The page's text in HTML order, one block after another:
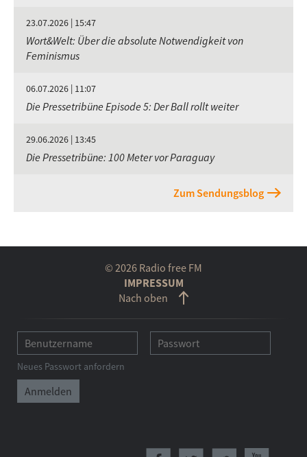
23.07.2026 | 15:47
Wort&Welt: Über die absolute Notwendigkeit von
Feminismus
06.07.2026 | 11:07
Die Pressetribüne Episode 5: Der Ball rollt weiter
29.06.2026 | 13:45
Die Pressetribüne: 100 Meter vor Paraguay
Zum Sendungsblog
© 2026 Radio free FM
IMPRESSUM
Nach oben
Neues Passwort anfordern